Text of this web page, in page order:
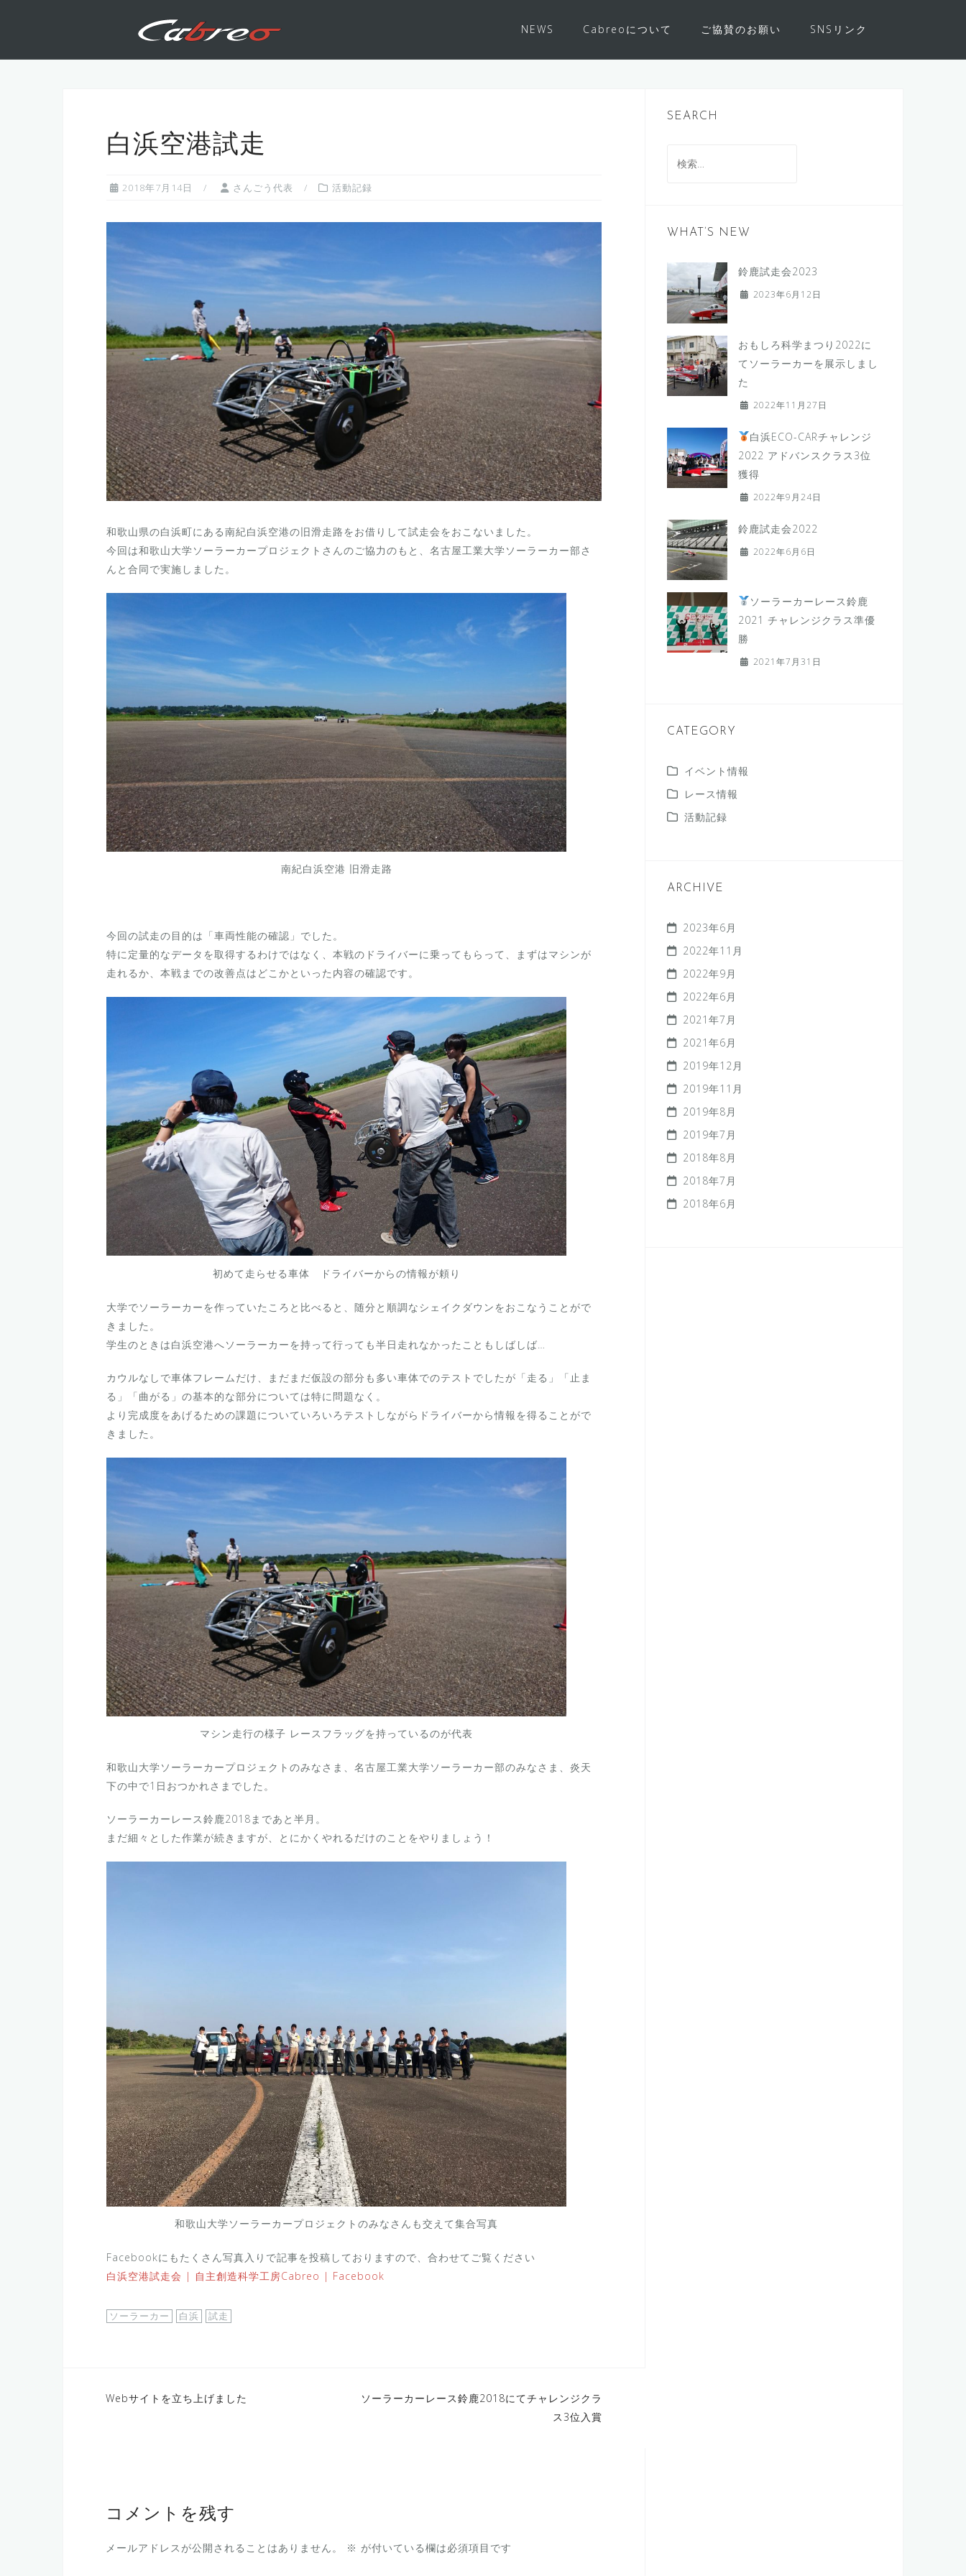
ン
NEWS Cabreoについて ご協賛のお願い SNSリンク
白浜空港試走
2018年7月14日 さんごう代表 活動記録
和歌山県の白浜町にある南紀白浜空港の旧滑走路をお借りして試走会をおこないました。
今回は和歌山大学ソーラーカープロジェクトさんのご協力のもと、名古屋工業大学ソーラーカー部さ
んと合同で実施しました。
南紀白浜空港 旧滑走路
今回の試走の目的は「車両性能の確認」でした。
特に定量的なデータを取得するわけではなく、本戦のドライバーに乗ってもらって、まずはマシンが
走れるか、本戦までの改善点はどこかといった内容の確認です。
初めて走らせる車体 ドライバーからの情報が頼り
大学でソーラーカーを作っていたころと比べると、随分と順調なシェイクダウンをおこなうことがで
きました。
学生のときは白浜空港へソーラーカーを持って行っても半日走れなかったこともしばしば…
カウルなしで車体フレームだけ、まだまだ仮設の部分も多い車体でのテストでしたが「走る」「止ま
る」「曲がる」の基本的な部分については特に問題なく。
より完成度をあげるための課題についていろいろテストしながらドライバーから情報を得ることがで
きました。
マシン走行の様子 レースフラッグを持っているのが代表
和歌山大学ソーラーカープロジェクトのみなさま、名古屋工業大学ソーラーカー部のみなさま、炎天
下の中で1日おつかれさまでした。
ソーラーカーレース鈴鹿2018まであと半月。
まだ細々とした作業が続きますが、とにかくやれるだけのことをやりましょう！
和歌山大学ソーラーカープロジェクトのみなさんも交えて集合写真
Facebookにもたくさん写真入りで記事を投稿しておりますので、合わせてご覧ください
白浜空港試走会 | 自主創造科学工房Cabreo | Facebook
ソーラーカー 白浜 試走
投
ー
シ
Webサイトを立ち上げました
ソーラーカーレース鈴鹿2018にてチャレンジクラ
ス3位入賞
コメントを残す
メールアドレスが公開されることはありません。 ※ が付いている欄は必須項目です
SEARCH
索:
WHAT’S NEW
鈴鹿試走会2023
2023年6月12日
おもしろ科学まつり2022に
てソーラーカーを展示しまし
た
2022年11月27日
白浜ECO-CARチャレンジ
2022 アドバンスクラス3位
獲得
2022年9月24日
鈴鹿試走会2022
2022年6月6日
ソーラーカーレース鈴鹿
2021 チャレンジクラス準優
勝
2021年7月31日
CATEGORY
イベント情報
レース情報
活動記録
ARCHIVE
2023年6月
2022年11月
2022年9月
2022年6月
2021年7月
2021年6月
2019年12月
2019年11月
2019年8月
2019年7月
2018年8月
2018年7月
2018年6月